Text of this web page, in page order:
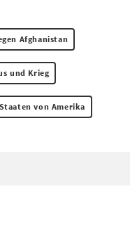
Afghanistan
und Krieg
von Amerika